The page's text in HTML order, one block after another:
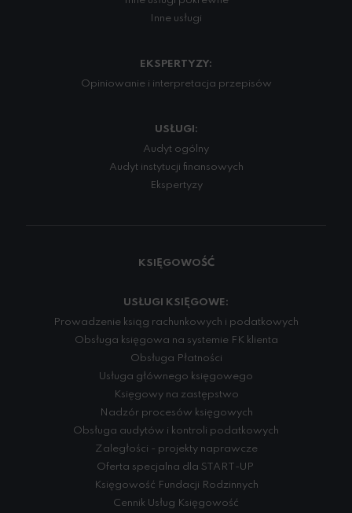
Inne usługi
EKSPERTYZY:
Opiniowanie i interpretacja przepisów
USŁUGI:
Audyt ogólny
Audyt instytucji finansowych
Ekspertyzy
KSIĘGOWOŚĆ
USŁUGI KSIĘGOWE:
Prowadzenie ksiąg rachunkowych i podatkowych
Obsługa księgowa na systemie FK klienta
Obsługa Płatności
Usługa głównego księgowego
Księgowy na zastępstwo
Nadzór procesów księgowych
Obsługa audytów i kontroli podatkowych
Zaległości - projekty naprawcze
Oferta specjalna dla START-UP
Księgowość Fundacji Rodzinnych
Cennik Usług Księgowość